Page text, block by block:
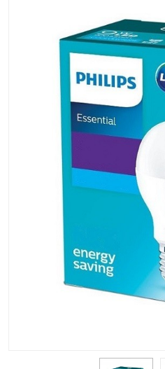
Otomobil Led Far Ampulü
Otomobil Halojen Park Ampulü
Otomobil Led Park Ampulü
Otomobil Gösterge Ampulü
Halojen Off Road Rally Ampulü
Motosiklet Halojen Far Ampulü
Kamyon Halojen Far Ampulü
Kamyon Halojen Park Ampulü